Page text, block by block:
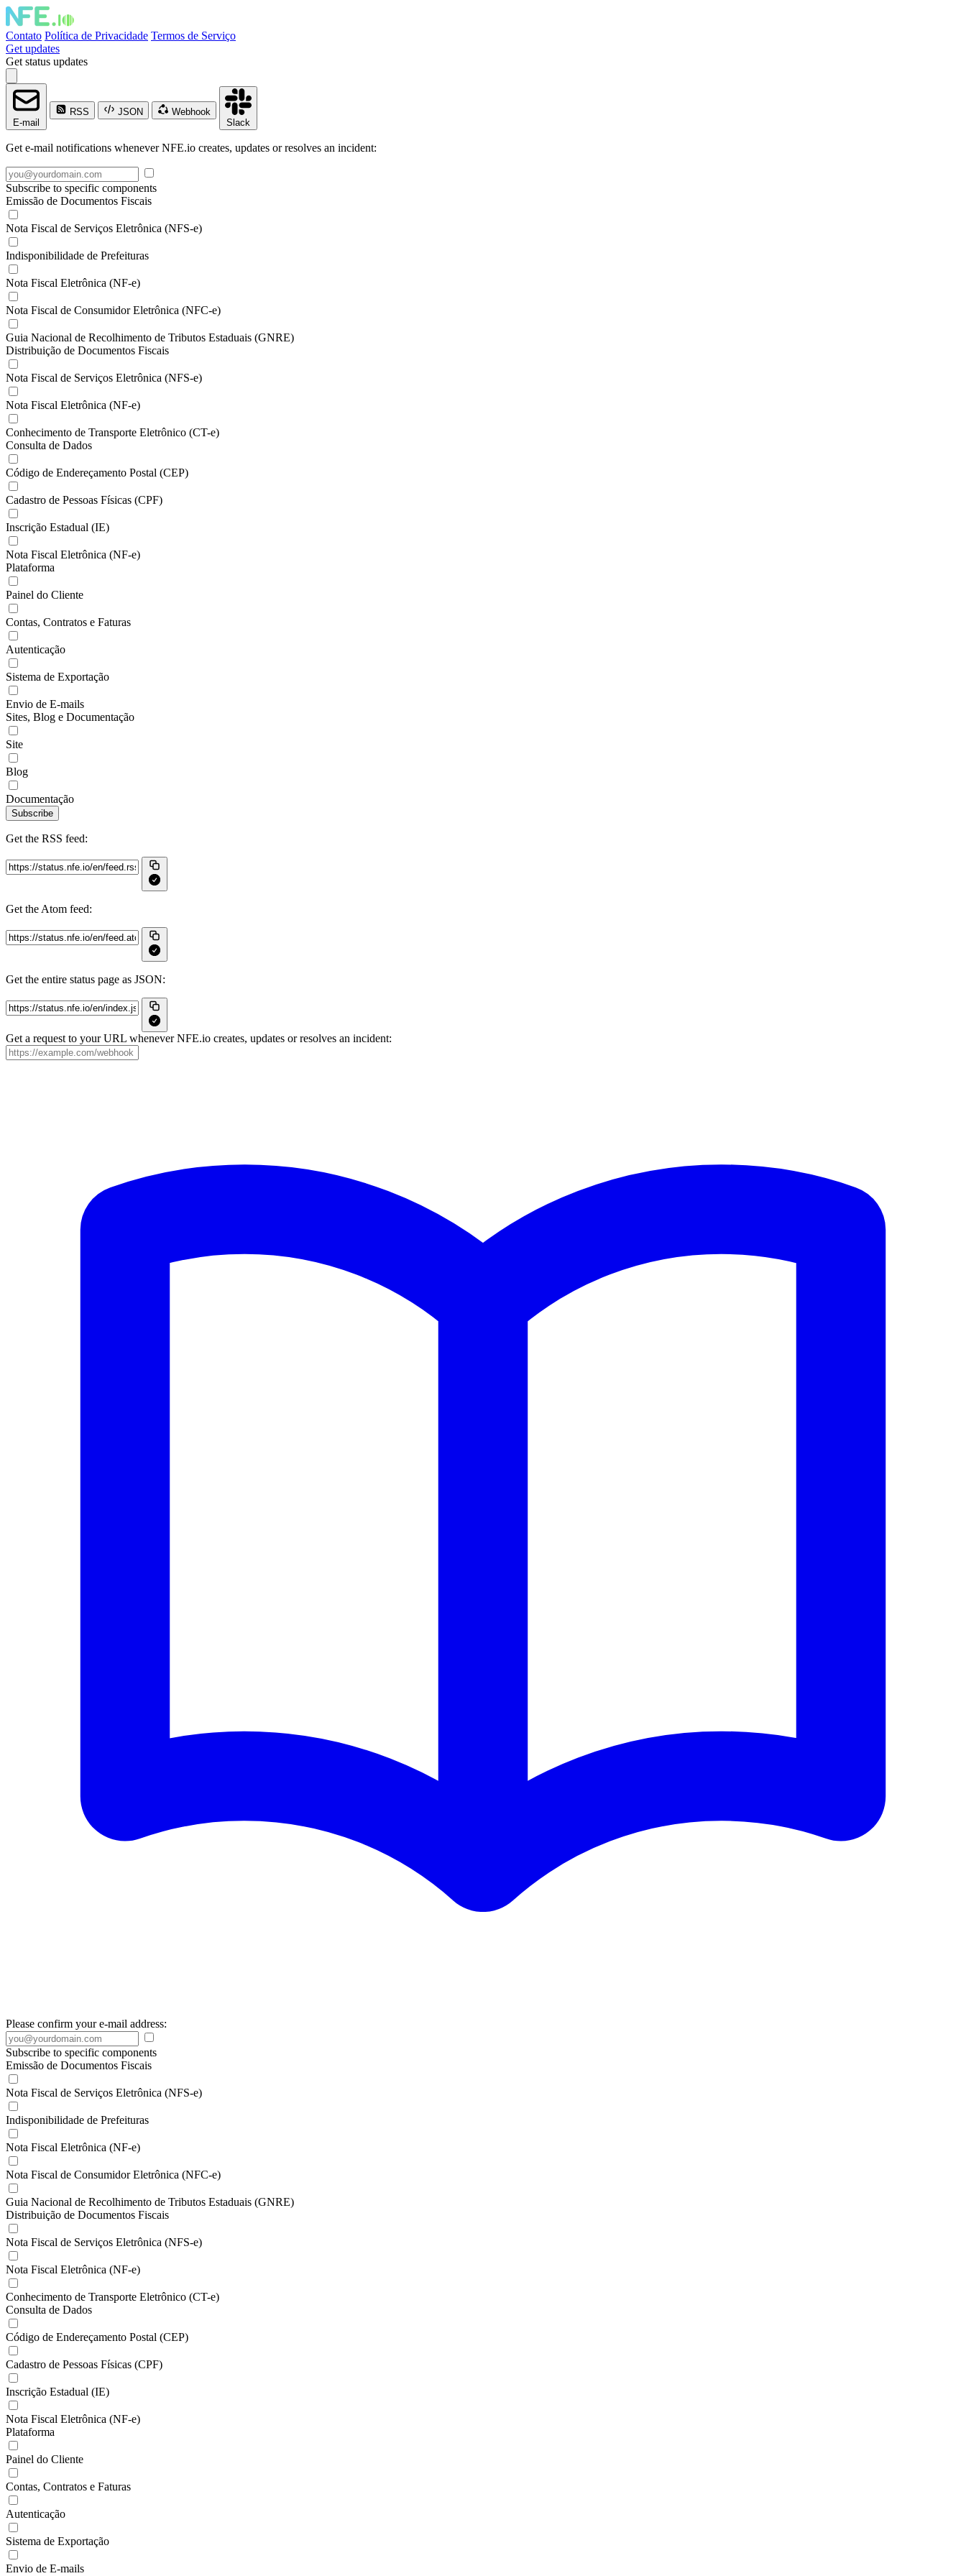
Contato Política de Privacidade Termos de Serviço
Get updates
Get status updates
E-mail
RSS JSON
Webhook
Slack
Get e-mail notifications whenever NFE.io creates, updates or resolves an incident:
Subscribe to specific components
Emissão de Documentos Fiscais
Nota Fiscal de Serviços Eletrônica (NFS-e)
Indisponibilidade de Prefeituras
Nota Fiscal Eletrônica (NF-e)
Nota Fiscal de Consumidor Eletrônica (NFC-e)
Guia Nacional de Recolhimento de Tributos Estaduais (GNRE)
Distribuição de Documentos Fiscais
Nota Fiscal de Serviços Eletrônica (NFS-e)
Nota Fiscal Eletrônica (NF-e)
Conhecimento de Transporte Eletrônico (CT-e)
Consulta de Dados
Código de Endereçamento Postal (CEP)
Cadastro de Pessoas Físicas (CPF)
Inscrição Estadual (IE)
Nota Fiscal Eletrônica (NF-e)
Plataforma
Painel do Cliente
Contas, Contratos e Faturas
Autenticação
Sistema de Exportação
Envio de E-mails
Sites, Blog e Documentação
Site
Blog
Documentação
Subscribe
Get the RSS feed:
Get the Atom feed:
Get the entire status page as JSON:
Get a request to your URL whenever NFE.io creates, updates or resolves an incident:
Please confirm your e-mail address:
Subscribe to specific components
Emissão de Documentos Fiscais
Nota Fiscal de Serviços Eletrônica (NFS-e)
Indisponibilidade de Prefeituras
Nota Fiscal Eletrônica (NF-e)
Nota Fiscal de Consumidor Eletrônica (NFC-e)
Guia Nacional de Recolhimento de Tributos Estaduais (GNRE)
Distribuição de Documentos Fiscais
Nota Fiscal de Serviços Eletrônica (NFS-e)
Nota Fiscal Eletrônica (NF-e)
Conhecimento de Transporte Eletrônico (CT-e)
Consulta de Dados
Código de Endereçamento Postal (CEP)
Cadastro de Pessoas Físicas (CPF)
Inscrição Estadual (IE)
Nota Fiscal Eletrônica (NF-e)
Plataforma
Painel do Cliente
Contas, Contratos e Faturas
Autenticação
Sistema de Exportação
Envio de E-mails